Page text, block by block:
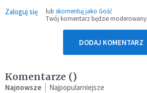
Zaloguj się lub skomentuj jako Gość
Twój komentarz będzie moderowany
DODAJ KOMENTARZ
Komentarze ()
Najnowsze Najpopularniejsze